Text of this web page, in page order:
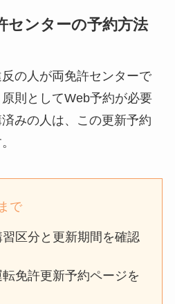
センターの予約方法
の人が両免許センターで
則としてWeb予約が必要
みの人は、この更新予約
で
区分と更新期間を確認
免許更新予約ページを